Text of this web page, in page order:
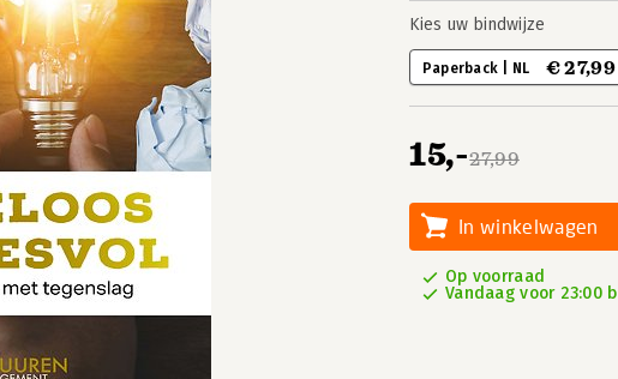
Kies uw bindwijze
Paperback | NL € 27,99
27,99
15,-
In winkelwagen
Op voorraad
Vandaag voor 23:00